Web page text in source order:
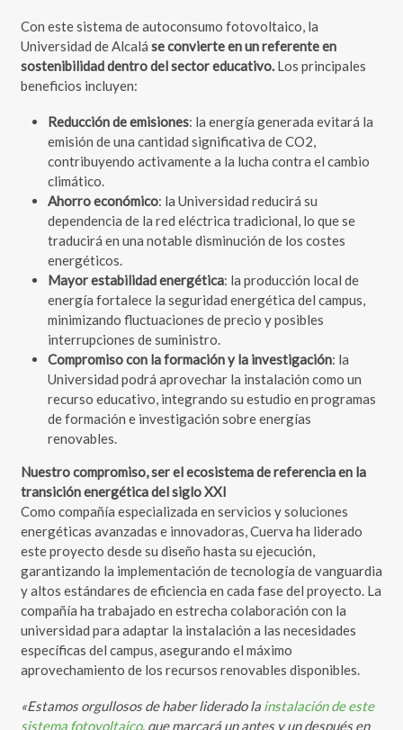
Con este sistema de autoconsumo fotovoltaico, la
Universidad de Alcalá se convierte en un referente en
sostenibilidad dentro del sector educativo. Los principales
beneficios incluyen:
Reducción de emisiones: la energía generada evitará la
emisión de una cantidad significativa de CO2,
contribuyendo activamente a la lucha contra el cambio
climático.
Ahorro económico: la Universidad reducirá su
dependencia de la red eléctrica tradicional, lo que se
traducirá en una notable disminución de los costes
energéticos.
Mayor estabilidad energética: la producción local de
energía fortalece la seguridad energética del campus,
minimizando fluctuaciones de precio y posibles
interrupciones de suministro.
Compromiso con la formación y la investigación: la
Universidad podrá aprovechar la instalación como un
recurso educativo, integrando su estudio en programas
de formación e investigación sobre energías
renovables.
Nuestro compromiso, ser el ecosistema de referencia en la
transición energética del siglo XXI
Como compañía especializada en servicios y soluciones
energéticas avanzadas e innovadoras, Cuerva ha liderado
este proyecto desde su diseño hasta su ejecución,
garantizando la implementación de tecnología de vanguardia
y altos estándares de eficiencia en cada fase del proyecto. La
compañía ha trabajado en estrecha colaboración con la
universidad para adaptar la instalación a las necesidades
específicas del campus, asegurando el máximo
aprovechamiento de los recursos renovables disponibles.
«Estamos orgullosos de haber liderado la instalación de este
sistema fotovoltaico, que marcará un antes y un después en